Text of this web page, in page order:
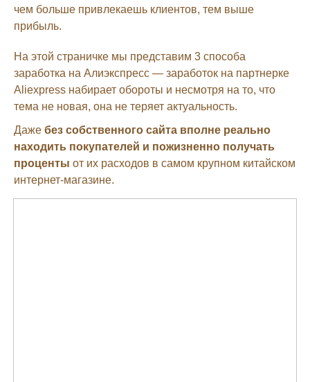
чем больше привлекаешь клиентов, тем выше
прибыль.
На этой страничке мы представим 3 способа
заработка на Алиэкспресс — заработок на партнерке
Aliexpress набирает обороты и несмотря на то, что
тема не новая, она не теряет актуальность.
Даже без собственного сайта вполне реально
находить покупателей и пожизненно получать
проценты от их расходов в самом крупном китайском
интернет-магазине.